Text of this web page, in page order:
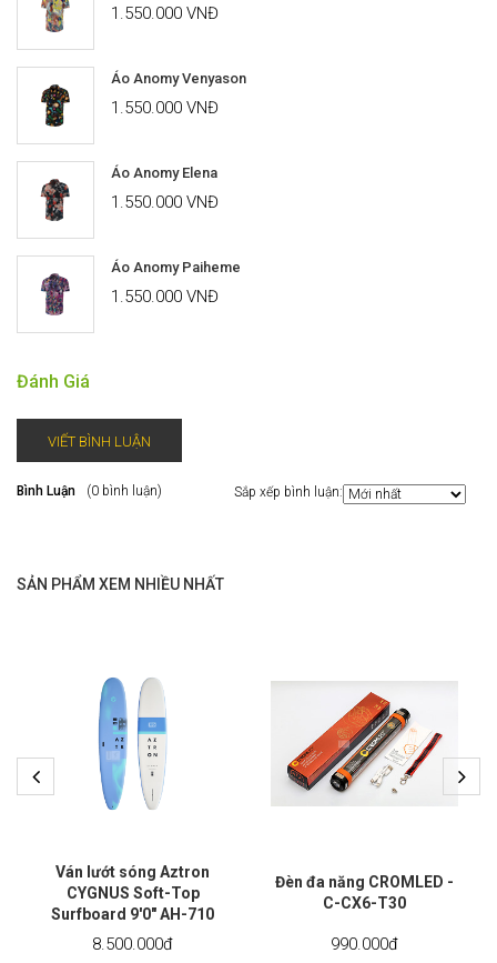
1.550.000 VNĐ
Áo Anomy Venyason
1.550.000 VNĐ
Áo Anomy Elena
1.550.000 VNĐ
Áo Anomy Paiheme
1.550.000 VNĐ
Đánh Giá
VIẾT BÌNH LUẬN
Bình Luận (0 bình luận) Sắp xếp bình luận:
SẢN PHẨM XEM NHIỀU NHẤT
Ván lướt sóng Aztron
CYGNUS Soft-Top
Surfboard 9'0" AH-710
8.500.000đ
Đèn đa năng CROMLED -
C-CX6-T30
990.000đ